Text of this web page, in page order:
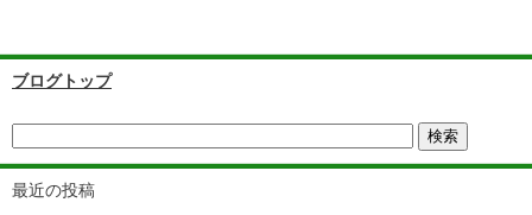
ブログトップ
最近の投稿